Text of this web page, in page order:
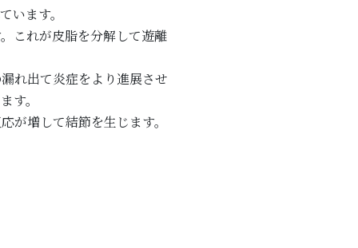
ます。
これが皮脂を分解して遊離
れ出て炎症をより進展させ
す。
増して結節を生じます。